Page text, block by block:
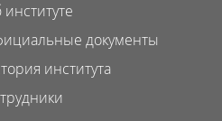
документы
института